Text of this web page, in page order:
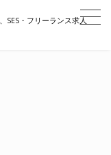
SES・フリーランス求人